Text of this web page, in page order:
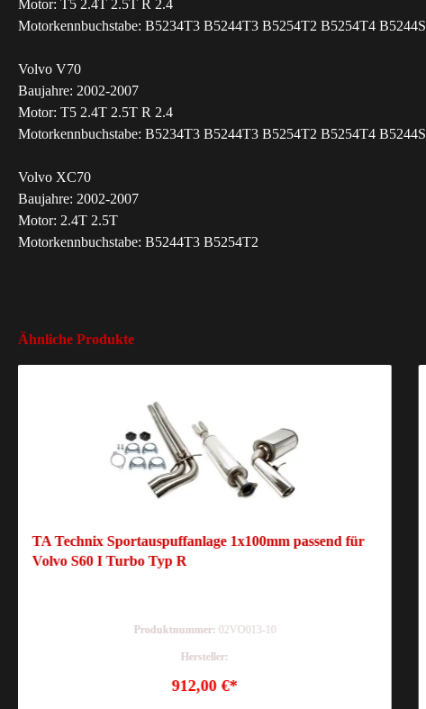
Motor: T5 2.4T 2.5T R 2.4
Motorkennbuchstabe: B5234T3 B5244T3 B5254T2 B5254T4 B5244S
Volvo V70
Baujahre: 2002-2007
Motor: T5 2.4T 2.5T R 2.4
Motorkennbuchstabe: B5234T3 B5244T3 B5254T2 B5254T4 B5244S
Volvo XC70
Baujahre: 2002-2007
Motor: 2.4T 2.5T
Motorkennbuchstabe: B5244T3 B5254T2
Ähnliche Produkte
TA Tech­nix Sport­aus­puff­an­la­ge 1x100mm pas­send für
Volvo S60 I Turbo Typ R
Produktnummer: 02VO013-10
Hersteller:
912,00 €*